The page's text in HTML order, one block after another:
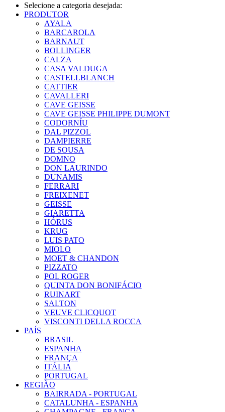
Selecione a categoria desejada:
PRODUTOR
AYALA
BARCAROLA
BARNAUT
BOLLINGER
CALZA
CASA VALDUGA
CASTELLBLANCH
CATTIER
CAVALLERI
CAVE GEISSE
CAVE GEISSE PHILIPPE DUMONT
CODORNÍU
DAL PIZZOL
DAMPIERRE
DE SOUSA
DOMNO
DON LAURINDO
DUNAMIS
FERRARI
FREIXENET
GEISSE
GIARETTA
HÓRUS
KRUG
LUIS PATO
MIOLO
MOET & CHANDON
PIZZATO
POL ROGER
QUINTA DON BONIFÁCIO
RUINART
SALTON
VEUVE CLICQUOT
VISCONTI DELLA ROCCA
PAÍS
BRASIL
ESPANHA
FRANÇA
ITÁLIA
PORTUGAL
REGIÃO
BAIRRADA - PORTUGAL
CATALUNHA - ESPANHA